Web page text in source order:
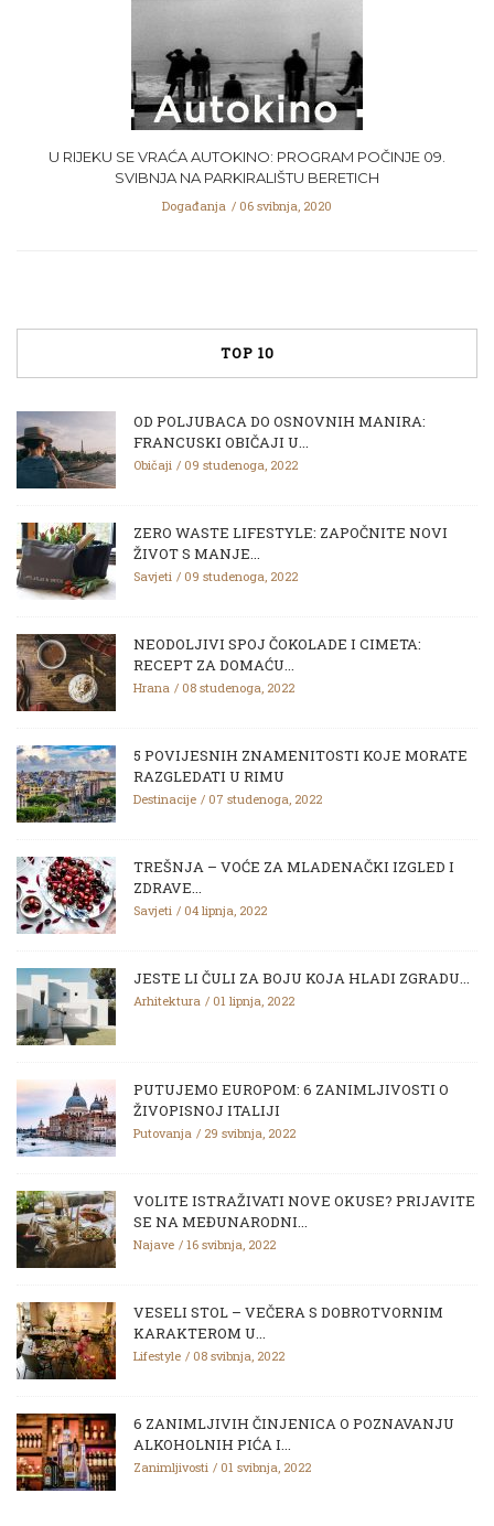
U RIJEKU SE VRAĆA AUTOKINO: PROGRAM POČINJE 09.
SVIBNJA NA PARKIRALIŠTU BERETICH
Događanja 06 svibnja, 2020
TOP 10
OD POLJUBACA DO OSNOVNIH MANIRA:
FRANCUSKI OBIČAJI U...
Običaji 09 studenoga, 2022
ZERO WASTE LIFESTYLE: ZAPOČNITE NOVI
ŽIVOT S MANJE...
Savjeti 09 studenoga, 2022
NEODOLJIVI SPOJ ČOKOLADE I CIMETA:
RECEPT ZA DOMAĆU...
Hrana 08 studenoga, 2022
5 POVIJESNIH ZNAMENITOSTI KOJE MORATE
RAZGLEDATI U RIMU
Destinacije 07 studenoga, 2022
TREŠNJA – VOĆE ZA MLADENAČKI IZGLED I
ZDRAVE...
Savjeti 04 lipnja, 2022
JESTE LI ČULI ZA BOJU KOJA HLADI ZGRADU...
Arhitektura 01 lipnja, 2022
PUTUJEMO EUROPOM: 6 ZANIMLJIVOSTI O
ŽIVOPISNOJ ITALIJI
Putovanja 29 svibnja, 2022
VOLITE ISTRAŽIVATI NOVE OKUSE? PRIJAVITE
SE NA MEĐUNARODNI...
Najave 16 svibnja, 2022
VESELI STOL – VEČERA S DOBROTVORNIM
KARAKTEROM U...
Lifestyle 08 svibnja, 2022
6 ZANIMLJIVIH ČINJENICA O POZNAVANJU
ALKOHOLNIH PIĆA I...
Zanimljivosti 01 svibnja, 2022